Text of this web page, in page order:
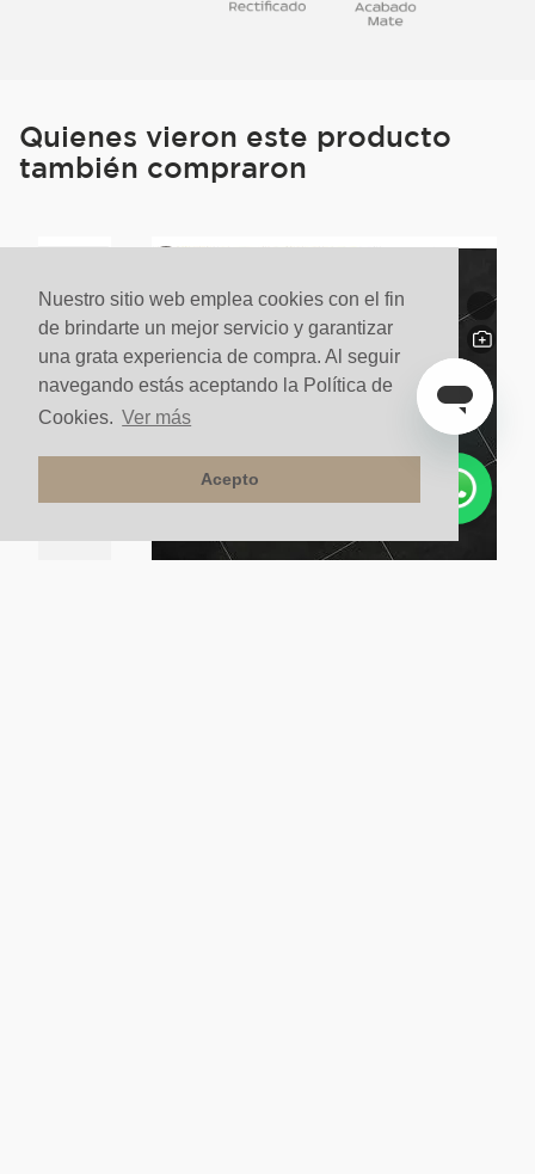
Nuestro sitio web emplea cookies con el fin
de brindarte un mejor servicio y garantizar
una grata experiencia de compra. Al seguir
navegando estás aceptando la Política de
Cookies. Ver más
Acepto
Quienes vieron este producto
también compraron